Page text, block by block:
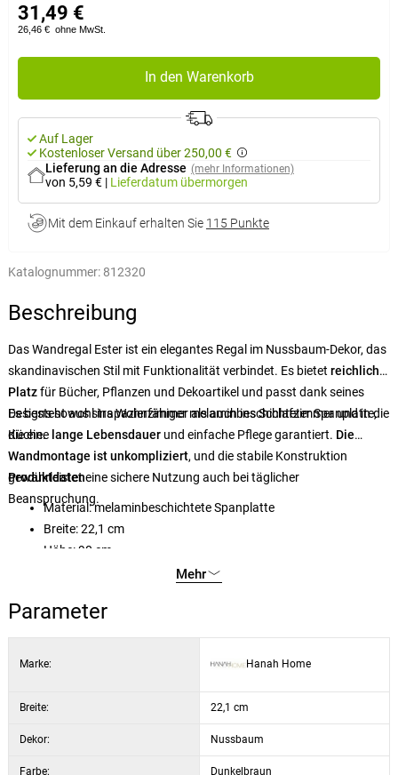
31,49 €
26,46 € ohne MwSt.
In den Warenkorb
Auf Lager
Kostenloser Versand über 250,00 €
Lieferung an die Adresse (mehr Informationen)
von 5,59 € | Lieferdatum übermorgen
Mit dem Einkauf erhalten Sie 115 Punkte
Katalognummer: 812320
Beschreibung
Das Wandregal Ester ist ein elegantes Regal im Nussbaum-Dekor, das
skandinavischen Stil mit Funktionalität verbindet. Es bietet reichlich
Platzfür Bücher, Pflanzen und Dekoartikel und passt dank seines
Designs sowohl ins Wohnzimmer als auch ins Schlafzimmer und in die
Küche.
Es besteht aus strapazierfähiger melaminbeschichteter Spanplatte,
die eine lange Lebensdauer und einfache Pflege garantiert. Die
Wandmontage ist unkompliziert, und die stabile Konstruktion
gewährleistet eine sichere Nutzung auch bei täglicher
Beanspruchung.
Produktdaten
Material: melaminbeschichtete Spanplatte
Breite: 22,1 cm
Höhe: 90 cm
Farbe: Nussbaum
Mehr
Parameter
Marke: Hanah Home
Breite: 22,1 cm
Dekor: Nussbaum
Farbe: Dunkelbraun